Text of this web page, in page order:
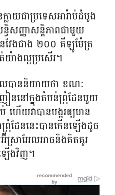
លាយជាប្រទេសអារ៉ាប់ដំបូង
សញ្ញាសន្តិភាពជាមួយ
វែងជាង ២០០ គីឡូម៉ែត្រ
ាងល្អប្រសើរ។
លបាននិយាយថា ខណៈ
ៀននៅក្នុងតំបន់ព្រុំដែនមួយ
ើយវាបាន​បង្ករ​ឲ្យ​មាន​
ដែននេះ​បានកើន​ឡើងដូច
អ៊ីស្រាអែលអាចនិងគិតគូរ
ើងវិញ។